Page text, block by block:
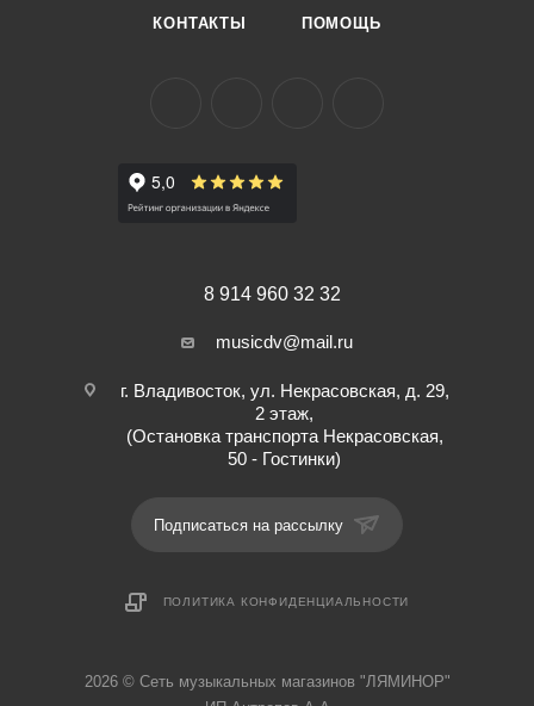
КОНТАКТЫ ПОМОЩЬ
8 914 960 32 32
musicdv@mail.ru
г. Владивосток, ул. Некрасовская, д. 29,
2 этаж,
(Остановка транспорта Некрасовская,
50 - Гостинки)
Подписаться на рассылку
ПОЛИТИКА КОНФИДЕНЦИАЛЬНОСТИ
2026 © Cеть музыкальных магазинов "ЛЯМИНОР"